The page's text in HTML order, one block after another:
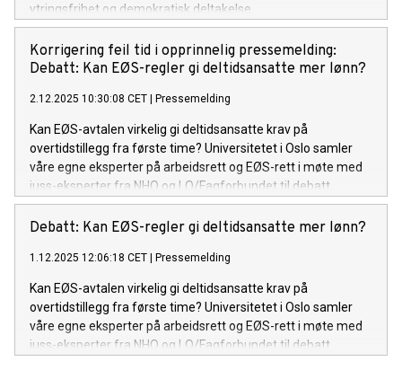
ytringsfrihet og demokratisk deltakelse.
Korrigering feil tid i opprinnelig pressemelding:
Debatt: Kan EØS-regler gi deltidsansatte mer lønn?
2.12.2025 10:30:08 CET | Pressemelding
Kan EØS-avtalen virkelig gi deltidsansatte krav på
overtidstillegg fra første time? Universitetet i Oslo samler
våre egne eksperter på arbeidsrett og EØS-rett i møte med
juss-eksperter fra NHO og LO/Fagforbundet til debatt.
Debatt: Kan EØS-regler gi deltidsansatte mer lønn?
1.12.2025 12:06:18 CET | Pressemelding
Kan EØS-avtalen virkelig gi deltidsansatte krav på
overtidstillegg fra første time? Universitetet i Oslo samler
våre egne eksperter på arbeidsrett og EØS-rett i møte med
juss-eksperter fra NHO og LO/Fagforbundet til debatt.